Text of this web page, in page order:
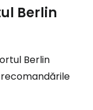
Berlin
Berlin